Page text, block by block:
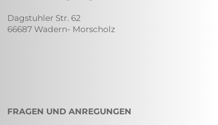
Dagstuhler Str. 62
66687 Wadern- Morscholz
FRAGEN UND ANREGUNGEN